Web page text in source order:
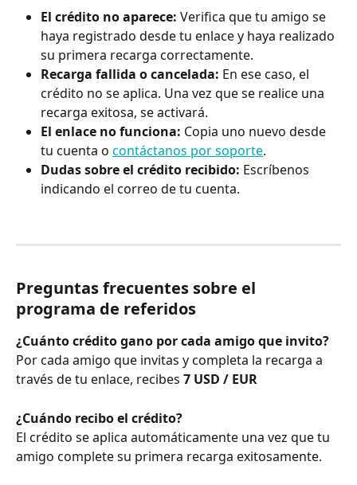
El crédito no aparece: Verifica que tu amigo se
haya registrado desde tu enlace y haya realizado
su primera recarga correctamente.
Recarga fallida o cancelada: En ese caso, el
crédito no se aplica. Una vez que se realice una
recarga exitosa, se activará.
El enlace no funciona: Copia uno nuevo desde
tu cuenta o contáctanos por soporte.
Dudas sobre el crédito recibido: Escríbenos
indicando el correo de tu cuenta.
Preguntas frecuentes sobre el
programa de referidos
¿Cuánto crédito gano por cada amigo que invito?
Por cada amigo que invitas y completa la recarga a
través de tu enlace, recibes 7 USD / EUR
¿Cuándo recibo el crédito?
El crédito se aplica automáticamente una vez que tu
amigo complete su primera recarga exitosamente.